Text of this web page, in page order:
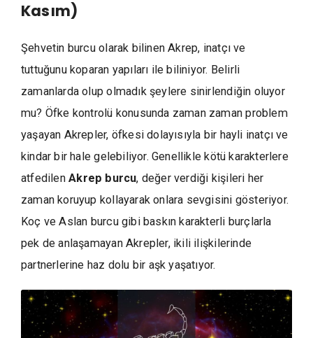
Kasım)
Şehvetin burcu olarak bilinen Akrep, inatçı ve
tuttuğunu koparan yapıları ile biliniyor. Belirli
zamanlarda olup olmadık şeylere sinirlendiğin oluyor
mu? Öfke kontrolü konusunda zaman zaman problem
yaşayan Akrepler, öfkesi dolayısıyla bir hayli inatçı ve
kindar bir hale gelebiliyor. Genellikle kötü karakterlere
atfedilenAkrep burcu, değer verdiği kişileri her
zaman koruyup kollayarak onlara sevgisini gösteriyor.
Koç ve Aslan burcu gibi baskın karakterli burçlarla
pek de anlaşamayan Akrepler, ikili ilişkilerinde
partnerlerine haz dolu bir aşk yaşatıyor.